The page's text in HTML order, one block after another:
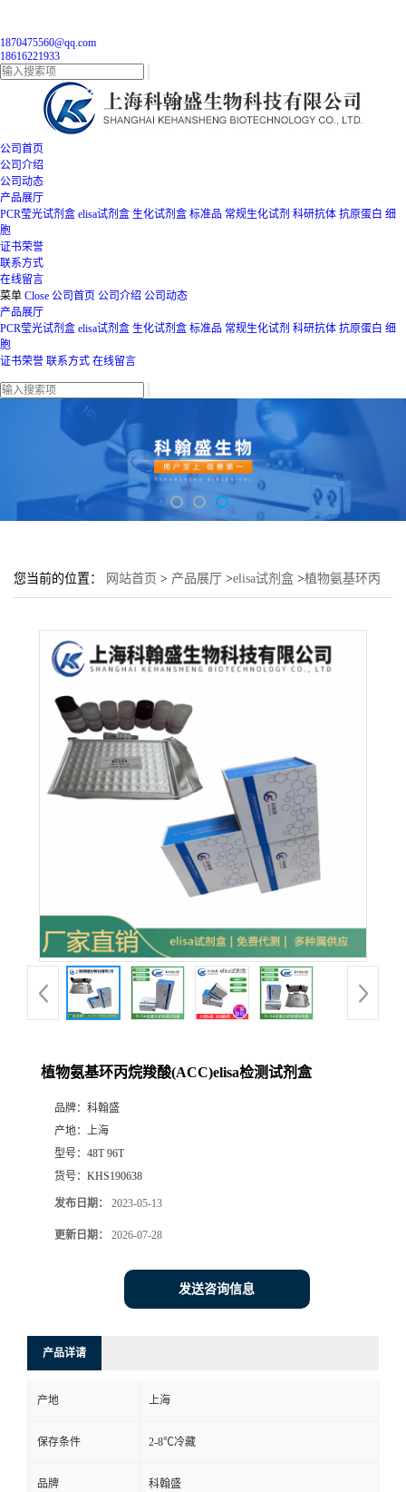
1870475560@qq.com
18616221933
公司首页
公司介绍
公司动态
产品展厅
PCR莹光试剂盒 elisa试剂盒 生化试剂盒 标准品 常规生化试剂 科研抗体 抗原蛋白 细
胞
证书荣誉
联系方式
在线留言
菜单 Close 公司首页 公司介绍 公司动态
产品展厅
PCR莹光试剂盒 elisa试剂盒 生化试剂盒 标准品 常规生化试剂 科研抗体 抗原蛋白 细
胞
证书荣誉 联系方式 在线留言
您当前的位置： 网站首页 > 产品展厅 >elisa试剂盒 >植物氨基环丙
植物氨基环丙烷羧酸(ACC)elisa检测试剂盒
品牌： 科翰盛
产地： 上海
型号： 48T 96T
货号： KHS190638
发布日期： 2023-05-13
更新日期： 2026-07-28
发送咨询信息
产品详请
产地 上海
保存条件 2-8℃冷藏
品牌 科翰盛